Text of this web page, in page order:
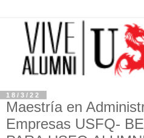
18/3/22
Maestría en
Empresas USFQ-